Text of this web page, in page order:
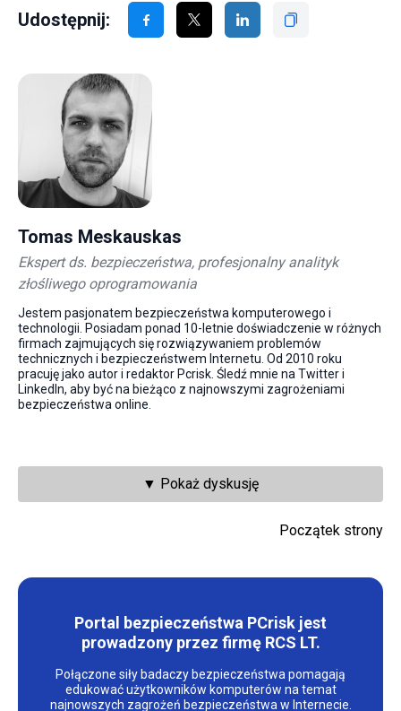
Udostępnij:
Tomas Meskauskas
Ekspert ds. bezpieczeństwa, profesjonalny analityk
złośliwego oprogramowania
Jestem pasjonatem bezpieczeństwa komputerowego i
technologii. Posiadam ponad 10-letnie doświadczenie w różnych
firmach zajmujących się rozwiązywaniem problemów
technicznych i bezpieczeństwem Internetu. Od 2010 roku
pracuję jako autor i redaktor Pcrisk. Śledź mnie na Twitter i
LinkedIn, aby być na bieżąco z najnowszymi zagrożeniami
bezpieczeństwa online.
▼ Pokaż dyskusję
Początek strony
Portal bezpieczeństwa PCrisk jest
prowadzony przez firmę RCS LT.
Połączone siły badaczy bezpieczeństwa pomagają
edukować użytkowników komputerów na temat
najnowszych zagrożeń bezpieczeństwa w Internecie.